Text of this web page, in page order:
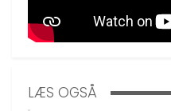
LÆS OGSÅ